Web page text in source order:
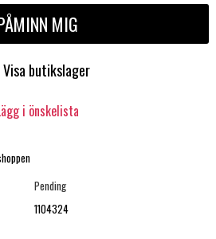
MIG
Visa butikslager
i önskelista
Pending
1104324